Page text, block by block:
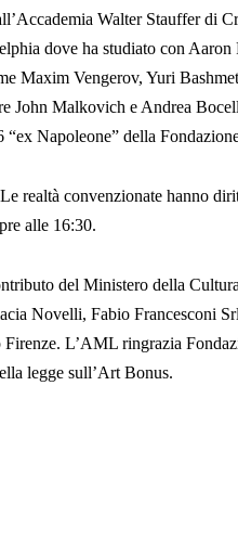
Walter Stauffer di
dove ha studiato con
Maxim Vengerov, Yuri
John Malkovich e Andrea
Napoleone” della
realtà convenzionate hanno
alle 16:30.
del Ministero della
Novelli, Fabio Francesconi
L’AML ringrazia
legge sull’Art Bonus.